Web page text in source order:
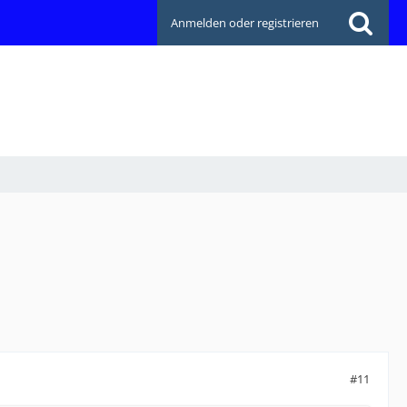
Anmelden oder registrieren
#11